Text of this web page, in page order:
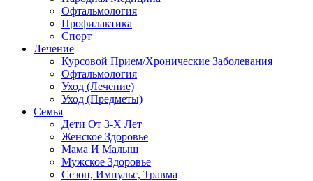
Офтальмология
Профилактика
Спорт
Лечение
Курсовой Прием/Хронические Заболевания
Офтальмология
Уход (Лечение)
Уход (Предметы)
Семья
Дети От 3-Х Лет
Женское Здоровье
Мама И Малыш
Мужское Здоровье
Сезон, Импульс, Травма